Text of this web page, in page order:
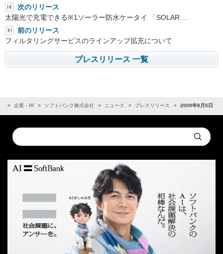
次のリリース
太陽光で充電できる※1ソーラー防水ケータイ 「SOLAR …
前のリリース
フィルタリングサービスのラインアップ拡充について
プレスリリース 一覧
企業・IR ソフトバンク株式会社 ニュース プレスリリース 2009年8月5日
Conduct
a
Submit